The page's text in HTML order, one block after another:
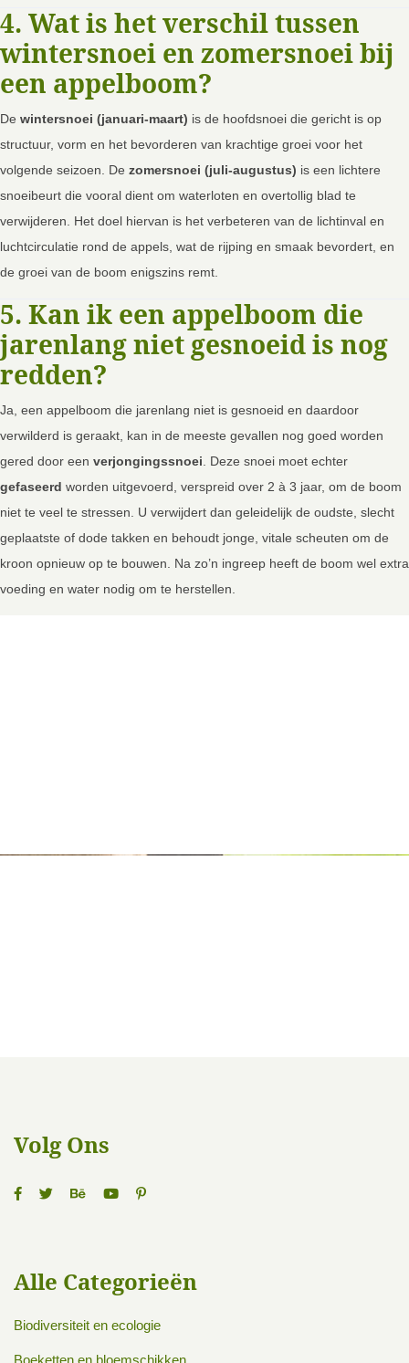
4. Wat is het verschil tussen
wintersnoei en zomersnoei bij
een appelboom?
De wintersnoei (januari-maart) is de hoofdsnoei die gericht is op
structuur, vorm en het bevorderen van krachtige groei voor het
volgende seizoen. De zomersnoei (juli-augustus) is een lichtere
snoeibeurt die vooral dient om waterloten en overtollig blad te
verwijderen. Het doel hiervan is het verbeteren van de lichtinval en
luchtcirculatie rond de appels, wat de rijping en smaak bevordert, en
de groei van de boom enigszins remt.
5. Kan ik een appelboom die
jarenlang niet gesnoeid is nog
redden?
Ja, een appelboom die jarenlang niet is gesnoeid en daardoor
verwilderd is geraakt, kan in de meeste gevallen nog goed worden
gered door een verjongingssnoei . Deze snoei moet echter
gefaseerd worden uitgevoerd, verspreid over 2 à 3 jaar, om de boom
niet te veel te stressen. U verwijdert dan geleidelijk de oudste, slecht
geplaatste of dode takken en behoudt jonge, vitale scheuten om de
kroon opnieuw op te bouwen. Na zo’n ingreep heeft de boom wel extra
voeding en water nodig om te herstellen.
Volg Ons
Alle Categorieën
Biodiversiteit en ecologie
Boeketten en bloemschikken